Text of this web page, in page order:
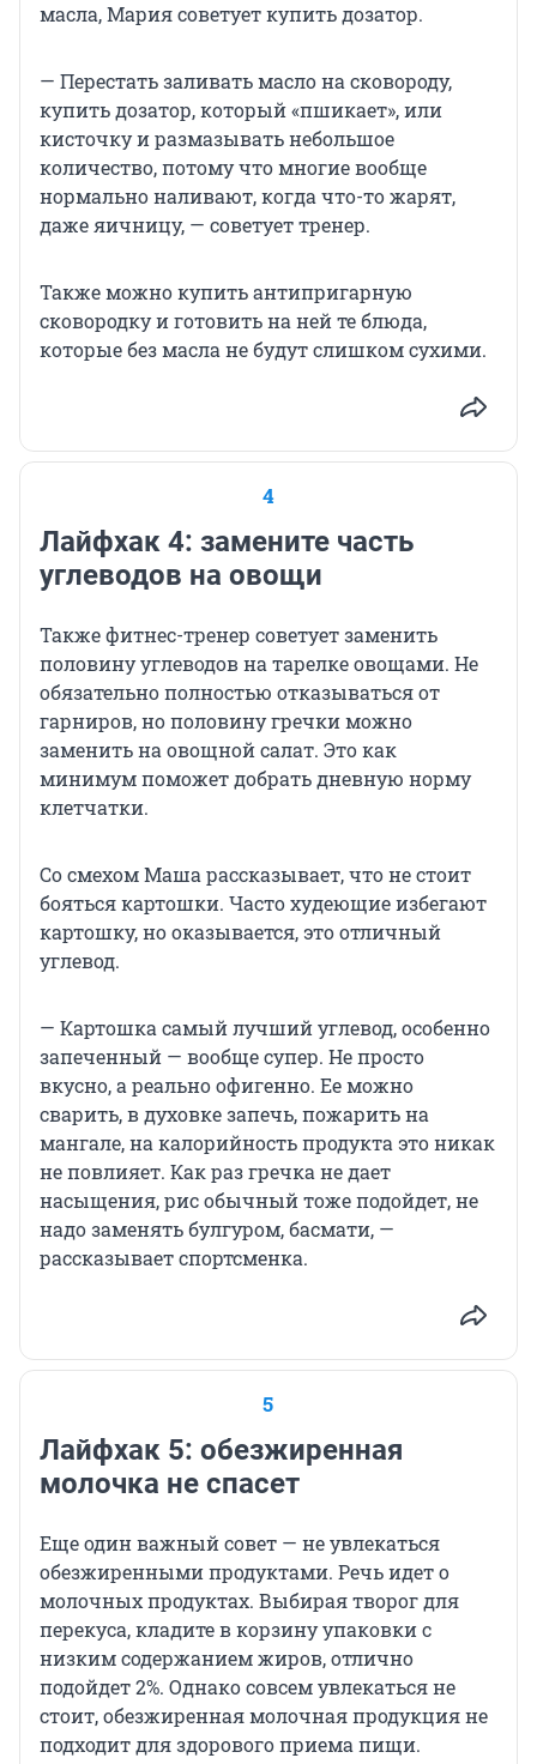
масла, Мария советует купить дозатор.
— Перестать заливать масло на сковороду,
купить дозатор, который «пшикает», или
кисточку и размазывать небольшое
количество, потому что многие вообще
нормально наливают, когда что-то жарят,
даже яичницу, — советует тренер.
Также можно купить антипригарную
сковородку и готовить на ней те блюда,
которые без масла не будут слишком сухими.
4
Лайфхак 4: замените часть
углеводов на овощи
Также фитнес-тренер советует заменить
половину углеводов на тарелке овощами. Не
обязательно полностью отказываться от
гарниров, но половину гречки можно
заменить на овощной салат. Это как
минимум поможет добрать дневную норму
клетчатки.
Со смехом Маша рассказывает, что не стоит
бояться картошки. Часто худеющие избегают
картошку, но оказывается, это отличный
углевод.
— Картошка самый лучший углевод, особенно
запеченный — вообще супер. Не просто
вкусно, а реально офигенно. Ее можно
сварить, в духовке запечь, пожарить на
мангале, на калорийность продукта это никак
не повлияет. Как раз гречка не дает
насыщения, рис обычный тоже подойдет, не
надо заменять булгуром, басмати, —
рассказывает спортсменка.
5
Лайфхак 5: обезжиренная
молочка не спасет
Еще один важный совет — не увлекаться
обезжиренными продуктами. Речь идет о
молочных продуктах. Выбирая творог для
перекуса, кладите в корзину упаковки с
низким содержанием жиров, отлично
подойдет 2%. Однако совсем увлекаться не
стоит, обезжиренная молочная продукция не
подходит для здорового приема пищи.